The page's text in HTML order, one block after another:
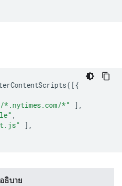
([{
*"
],
,
],
ธิบาย